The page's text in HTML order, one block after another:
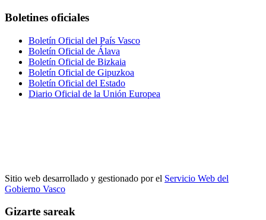
Boletines oficiales
Boletín Oficial del País Vasco
Boletín Oficial de Álava
Boletín Oficial de Bizkaia
Boletín Oficial de Gipuzkoa
Boletín Oficial del Estado
Diario Oficial de la Unión Europea
Sitio web desarrollado y gestionado por el Servicio Web del
Gobierno Vasco
Gizarte sareak